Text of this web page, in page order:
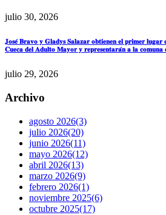
julio 30, 2026
𝐉𝐨𝐬𝐞́ 𝐁𝐫𝐚𝐯𝐨 𝐲 𝐆𝐥𝐚𝐝𝐲𝐬 𝐒𝐚𝐥𝐚𝐳𝐚𝐫 𝐨𝐛𝐭𝐢𝐞𝐧𝐞𝐧 𝐞𝐥 𝐩𝐫𝐢𝐦𝐞𝐫
𝐂𝐮𝐞𝐜𝐚 𝐝𝐞𝐥 𝐀𝐝𝐮𝐥𝐭𝐨 𝐌𝐚𝐲𝐨𝐫 𝐲 𝐫𝐞𝐩𝐫𝐞𝐬𝐞𝐧𝐭𝐚𝐫𝐚́𝐧 𝐚 𝐥𝐚 𝐜𝐨𝐦𝐮𝐧𝐚
julio 29, 2026
Archivo
agosto 2026(3)
julio 2026(20)
junio 2026(11)
mayo 2026(12)
abril 2026(13)
marzo 2026(9)
febrero 2026(1)
noviembre 2025(6)
octubre 2025(17)